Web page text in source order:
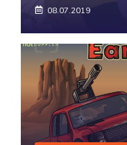
08.07.2019